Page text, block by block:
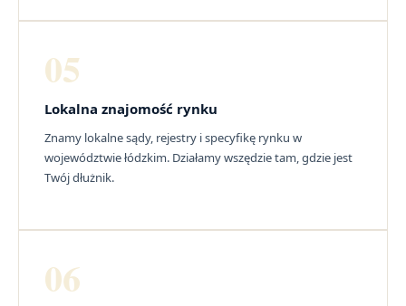
05
Lokalna znajomość rynku
Znamy lokalne sądy, rejestry i specyfikę rynku w
województwie łódzkim. Działamy wszędzie tam, gdzie jest
Twój dłużnik.
06